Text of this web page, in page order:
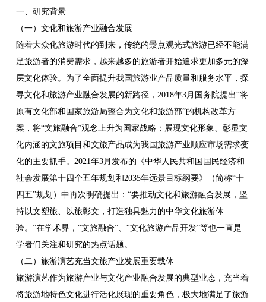
一、研究背景
（一）文化和旅游产业融合发展
随着大众化旅游时代的到来，传统的景点观光式旅游已经不能满
足旅游者的消费需求，越来越多的旅游者开始追求更加多元的深
层文化体验。为了全面提升我国旅游业产品质量和服务水平，探
寻文化和旅游产业融合发展的新路径，2018年3月国务院提出“将
原有文化部和国家旅游局整合为文化和旅游部”的机构改革方
案，将“文旅融合”观念上升为国家战略；展现文化形象、彰显文
化内涵的文旅项目和文旅产品成为我国旅游产业顺应市场需求变
化的主要抓手。2021年3月发布的《中华人民共和国国民经济和
社会发展第十四个五年规划和2035年远景目标纲要》（简称“十
四五”规划）中再次明确提出：“要推动文化和旅游融合发展，坚
持以文塑旅、以旅彰文，打造独具魅力的中华文化旅游体
验。”在学术界，“文旅融合”、“文化旅游产品开发”等也一直是
学者们关注和研究的热点话题。
（二）旅游演艺充当文旅产业发展重要载体
旅游演艺作为旅游产业与文化产业融合发展的典型业态，充当着
将旅游地特色文化进行活化展现的重要角色，极大地满足了旅游